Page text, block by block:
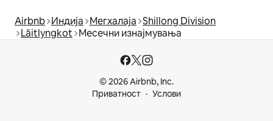
Airbnb Индија Мегхалаја Shillong Division
Lāitlyngkot Месечни изнајмувања
© 2026 Airbnb, Inc.
Приватност
Услови